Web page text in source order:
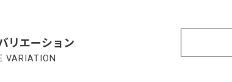
リエーション
VARIATION